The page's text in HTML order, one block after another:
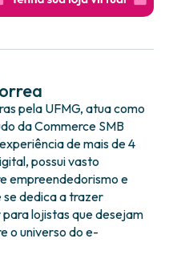
pela UFMG, atua como
da Commerce SMB
de mais de 4
possui vasto
empreendedorismo e
se dedica a trazer
lojistas que desejam
o universo do e-